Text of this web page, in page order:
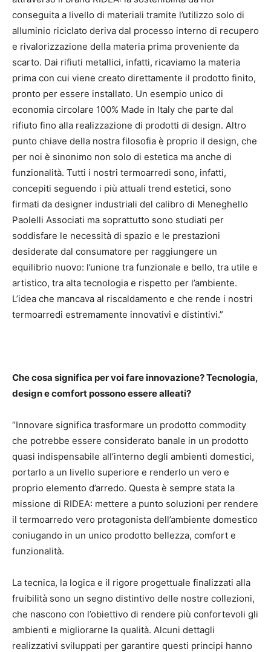
conseguita a livello di materiali tramite l’utilizzo solo di
alluminio riciclato deriva dal processo interno di recupero
e rivalorizzazione della materia prima proveniente da
scarto. Dai rifiuti metallici, infatti, ricaviamo la materia
prima con cui viene creato direttamente il prodotto finito,
pronto per essere installato. Un esempio unico di
economia circolare 100% Made in Italy che parte dal
rifiuto fino alla realizzazione di prodotti di design. Altro
punto chiave della nostra filosofia è proprio il design, che
per noi è sinonimo non solo di estetica ma anche di
funzionalità. Tutti i nostri termoarredi sono, infatti,
concepiti seguendo i più attuali trend estetici, sono
firmati da designer industriali del calibro di Meneghello
Paolelli Associati ma soprattutto sono studiati per
soddisfare le necessità di spazio e le prestazioni
desiderate dal consumatore per raggiungere un
equilibrio nuovo: l’unione tra funzionale e bello, tra utile e
artistico, tra alta tecnologia e rispetto per l’ambiente.
L’idea che mancava al riscaldamento e che rende i nostri
termoarredi estremamente innovativi e distintivi.”
Che cosa significa per voi fare innovazione? Tecnologia,
design e comfort possono essere alleati?
“Innovare significa trasformare un prodotto commodity
che potrebbe essere considerato banale in un prodotto
quasi indispensabile all’interno degli ambienti domestici,
portarlo a un livello superiore e renderlo un vero e
proprio elemento d’arredo. Questa è sempre stata la
missione di RIDEA: mettere a punto soluzioni per rendere
il termoarredo vero protagonista dell’ambiente domestico
coniugando in un unico prodotto bellezza, comfort e
funzionalità.
La tecnica, la logica e il rigore progettuale finalizzati alla
fruibilità sono un segno distintivo delle nostre collezioni,
che nascono con l’obiettivo di rendere più confortevoli gli
ambienti e migliorarne la qualità. Alcuni dettagli
realizzativi sviluppati per garantire questi principi hanno